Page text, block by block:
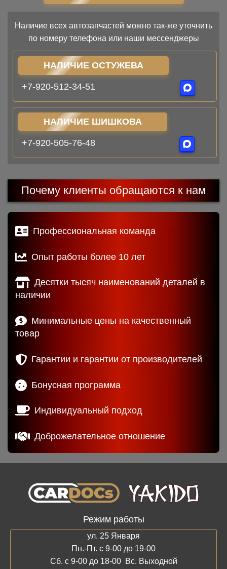
Наличие всех автозапчастей можно так-же уточнить
по номеру телефона или наши мессенджеры
НАЛИЧИЕ ОСТУЖЕВА
+7-920-512-34-51
НАЛИЧИЕ ШИШКОВА
+7-920-505-76-48
Почему клиенты обращаются к нам
Профессиональная команда
Опыт работы более 10 лет
Десятки тысяч наименований деталей в
наличии
Минимальные цены на качественный
товар
Гарантии и гарантии от производителей
Бонусная программа
Индивидуальный подход
Доброжелательное отношение
Режим работы
ул. 25 Января
Пн.-Пт. с 9-00 до 19-00
Сб. с 9-00 до 18-00 Вс. Выходной